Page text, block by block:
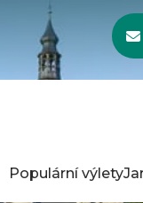
Populární výlety